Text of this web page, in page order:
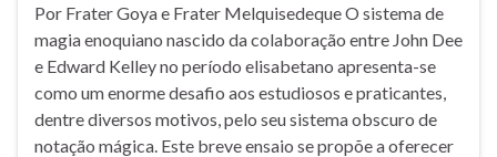
Por Frater Goya e Frater Melquisedeque O sistema de
magia enoquiano nascido da colaboração entre John Dee
e Edward Kelley no período elisabetano apresenta-se
como um enorme desafio aos estudiosos e praticantes,
dentre diversos motivos, pelo seu sistema obscuro de
notação mágica. Este breve ensaio se propõe a oferecer